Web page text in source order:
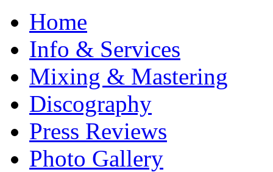
Home
Info & Services
Mixing & Mastering
Discography
Press Reviews
Photo Gallery